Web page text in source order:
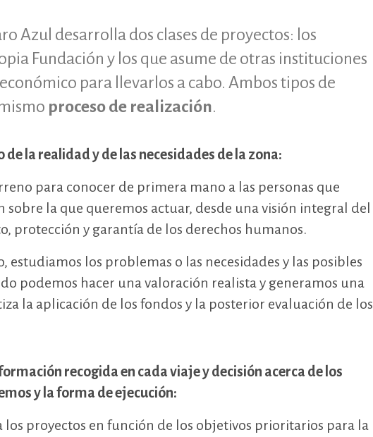
Azul desarrolla dos clases de proyectos: los
Fundación y los que asume de otras instituciones
para llevarlos a cabo. Ambos tipos de
proceso de realización.
la realidad y de las necesidades de la zona:
para conocer de primera mano a las personas que
sobre la que queremos actuar, desde una visión integral del
protección y garantía de los derechos humanos.
estudiamos los problemas o las necesidades y las posibles
podemos hacer una valoración realista y generamos una
la aplicación de los fondos y la posterior evaluación de los
recogida en cada viaje y decisión acerca de los
y la forma de ejecución:
los proyectos en función de los objetivos prioritarios para la